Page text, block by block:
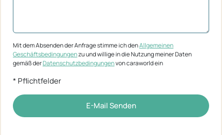
Mit dem Absenden der Anfrage stimme ich denAllgemeinen
Geschäftsbedingungenzu und willige in die Nutzung meiner Daten
gemäß derDatenschutzbedingungenvon caraworld ein
* Pflichtfelder
E-Mail Senden